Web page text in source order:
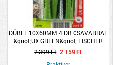
DŰBEL 10X60MM 4 DB CSAVARRAL
&quot;UX GREEN&quot; FISCHER
2 399 Ft 2 159 Ft